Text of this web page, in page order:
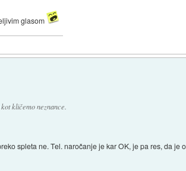
glasom
kličemo neznance.
spleta ne. Tel. naročanje je kar OK, je pa res, da je